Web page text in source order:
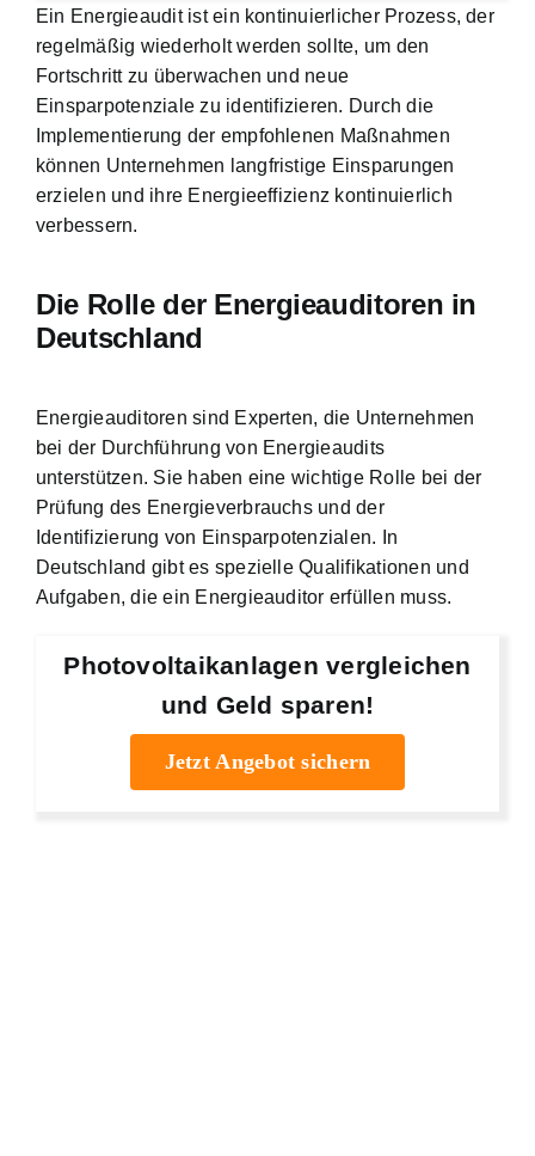
Ein Energieaudit ist ein kontinuierlicher Prozess, der
regelmäßig wiederholt werden sollte, um den
Fortschritt zu überwachen und neue
Einsparpotenziale zu identifizieren. Durch die
Implementierung der empfohlenen Maßnahmen
können Unternehmen langfristige Einsparungen
erzielen und ihre Energieeffizienz kontinuierlich
verbessern.
Die Rolle der Energieauditoren in
Deutschland
Energieauditoren sind Experten, die Unternehmen
bei der Durchführung von Energieaudits
unterstützen. Sie haben eine wichtige Rolle bei der
Prüfung des Energieverbrauchs und der
Identifizierung von Einsparpotenzialen. In
Deutschland gibt es spezielle Qualifikationen und
Aufgaben, die ein Energieauditor erfüllen muss.
Photovoltaikanlagen vergleichen
und Geld sparen!
Jetzt Angebot sichern